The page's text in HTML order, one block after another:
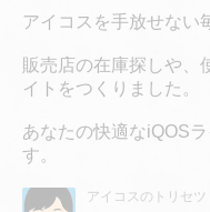
アイコスを手放せない
販売店の在庫探しや、
イトをつくりました。
あなたの快適なiQOS
す。